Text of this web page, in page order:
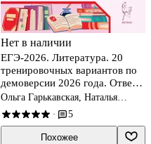
Нет в наличии
ЕГЭ-2026. Литература. 20
тренировочных вариантов по
демоверсии 2026 года. Ответы
ко всем заданиям. Модели всех
типов сочинений. Словарь
литературоведческих
терминов
Ольга Гарькавская, Наталья
Сенина
· 5
Похожее